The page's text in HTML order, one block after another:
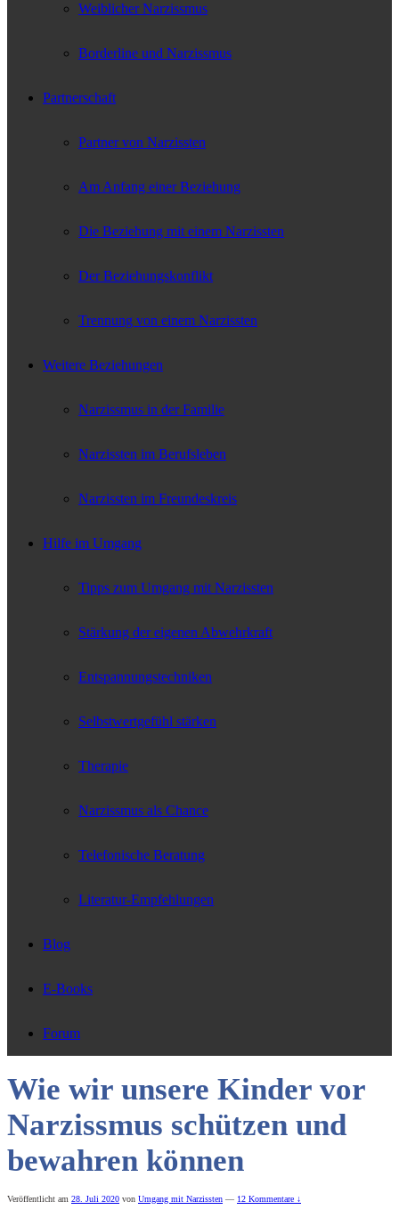
Weiblicher Narzissmus
Borderline und Narzissmus
Partnerschaft
Partner von Narzissten
Am Anfang einer Beziehung
Die Beziehung mit einem Narzissten
Der Beziehungskonflikt
Trennung von einem Narzissten
Weitere Beziehungen
Narzissmus in der Familie
Narzissten im Berufsleben
Narzissten im Freundeskreis
Hilfe im Umgang
Tipps zum Umgang mit Narzissten
Stärkung der eigenen Abwehrkraft
Entspannungstechniken
Selbstwertgefühl stärken
Therapie
Narzissmus als Chance
Telefonische Beratung
Literatur-Empfehlungen
Blog
E-Books
Forum
Wie wir unsere Kinder vor
Narzissmus schützen und
bewahren können
Veröffentlicht am 28. Juli 2020 von Umgang mit Narzissten — 12 Kommentare ↓